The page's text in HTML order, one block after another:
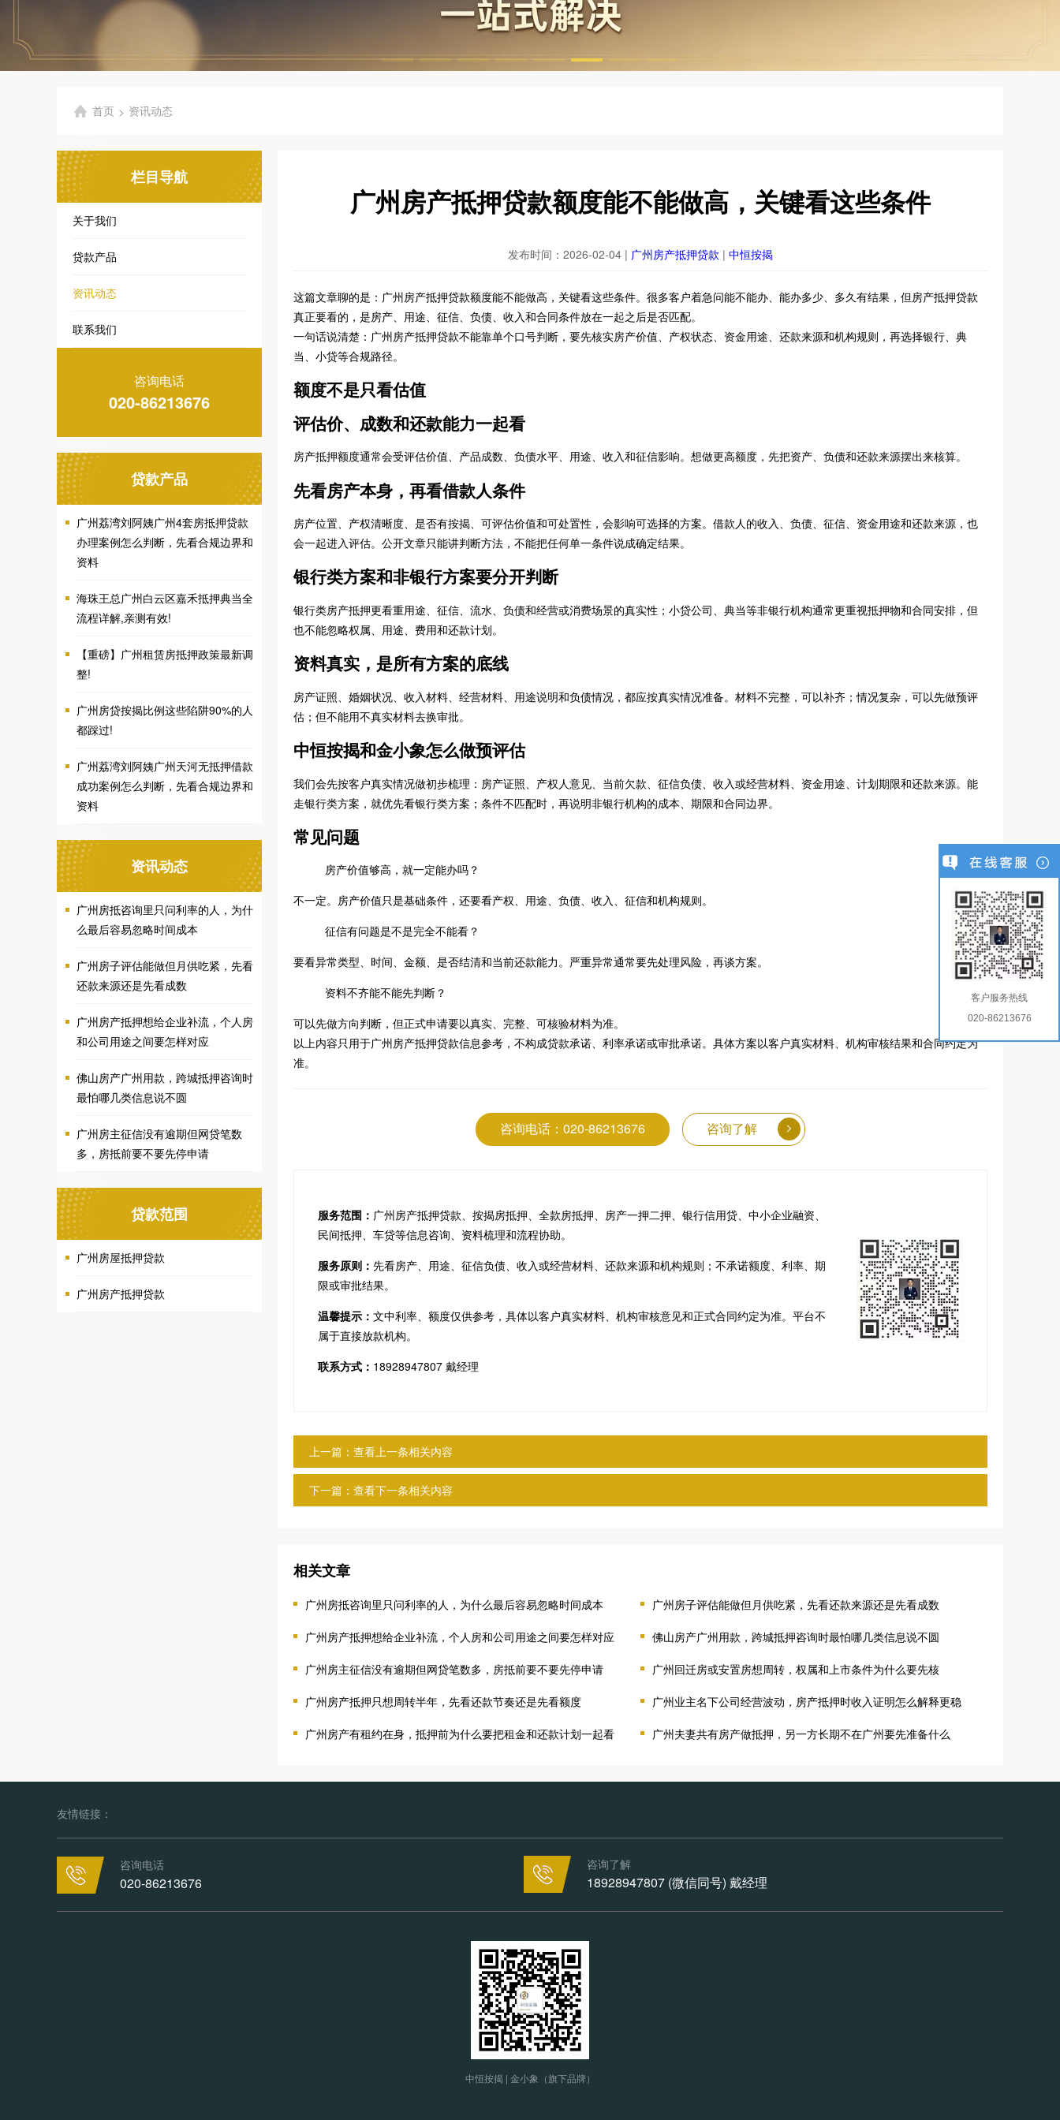
首页 > 资讯动态
栏目导航
关于我们
贷款产品
资讯动态
联系我们
咨询电话
020-86213676
贷款产品
广州荔湾刘阿姨广州4套房抵押贷款
办理案例怎么判断，先看合规边界和
资料
海珠王总广州白云区嘉禾抵押典当全
流程详解,亲测有效!
【重磅】广州租赁房抵押政策最新调
整!
广州房贷按揭比例这些陷阱90%的人
都踩过!
广州荔湾刘阿姨广州天河无抵押借款
成功案例怎么判断，先看合规边界和
资料
资讯动态
广州房抵咨询里只问利率的人，为什
么最后容易忽略时间成本
广州房子评估能做但月供吃紧，先看
还款来源还是先看成数
广州房产抵押想给企业补流，个人房
和公司用途之间要怎样对应
佛山房产广州用款，跨城抵押咨询时
最怕哪几类信息说不圆
广州房主征信没有逾期但网贷笔数
多，房抵前要不要先停申请
贷款范围
广州房屋抵押贷款
广州房产抵押贷款
广州房产抵押贷款额度能不能做高，关键看这些条件
发布时间：2026-02-04 | 广州房产抵押贷款 | 中恒按揭
这篇文章聊的是：广州房产抵押贷款额度能不能做高，关键看这些条件。很多客户着急问能不能办、能办多少、多久有结果，但房产抵押贷款
真正要看的，是房产、用途、征信、负债、收入和合同条件放在一起之后是否匹配。
一句话说清楚：广州房产抵押贷款不能靠单个口号判断，要先核实房产价值、产权状态、资金用途、还款来源和机构规则，再选择银行、典
当、小贷等合规路径。
额度不是只看估值
评估价、成数和还款能力一起看
房产抵押额度通常会受评估价值、产品成数、负债水平、用途、收入和征信影响。想做更高额度，先把资产、负债和还款来源摆出来核算。
先看房产本身，再看借款人条件
房产位置、产权清晰度、是否有按揭、可评估价值和可处置性，会影响可选择的方案。借款人的收入、负债、征信、资金用途和还款来源，也
会一起进入评估。公开文章只能讲判断方法，不能把任何单一条件说成确定结果。
银行类方案和非银行方案要分开判断
银行类房产抵押更看重用途、征信、流水、负债和经营或消费场景的真实性；小贷公司、典当等非银行机构通常更重视抵押物和合同安排，但
也不能忽略权属、用途、费用和还款计划。
资料真实，是所有方案的底线
房产证照、婚姻状况、收入材料、经营材料、用途说明和负债情况，都应按真实情况准备。材料不完整，可以补齐；情况复杂，可以先做预评
估；但不能用不真实材料去换审批。
中恒按揭和金小象怎么做预评估
我们会先按客户真实情况做初步梳理：房产证照、产权人意见、当前欠款、征信负债、收入或经营材料、资金用途、计划期限和还款来源。能
走银行类方案，就优先看银行类方案；条件不匹配时，再说明非银行机构的成本、期限和合同边界。
常见问题
房产价值够高，就一定能办吗？
不一定。房产价值只是基础条件，还要看产权、用途、负债、收入、征信和机构规则。
征信有问题是不是完全不能看？
要看异常类型、时间、金额、是否结清和当前还款能力。严重异常通常要先处理风险，再谈方案。
资料不齐能不能先判断？
可以先做方向判断，但正式申请要以真实、完整、可核验材料为准。
以上内容只用于广州房产抵押贷款信息参考，不构成贷款承诺、利率承诺或审批承诺。具体方案以客户真实材料、机构审核结果和合同约定为
准。
咨询电话：020-86213676 咨询了解
服务范围： 广州房产抵押贷款、按揭房抵押、全款房抵押、房产一押二押、银行信用贷、中小企业融资、
民间抵押、车贷等信息咨询、资料梳理和流程协助。
服务原则： 先看房产、用途、征信负债、收入或经营材料、还款来源和机构规则；不承诺额度、利率、期
限或审批结果。
温馨提示： 文中利率、额度仅供参考，具体以客户真实材料、机构审核意见和正式合同约定为准。平台不
属于直接放款机构。
联系方式： 18928947807 戴经理
上一篇：查看上一条相关内容
下一篇：查看下一条相关内容
相关文章
广州房抵咨询里只问利率的人，为什么最后容易忽略时间成本 广州房子评估能做但月供吃紧，先看还款来源还是先看成数
广州房产抵押想给企业补流，个人房和公司用途之间要怎样对应 佛山房产广州用款，跨城抵押咨询时最怕哪几类信息说不圆
广州房主征信没有逾期但网贷笔数多，房抵前要不要先停申请 广州回迁房或安置房想周转，权属和上市条件为什么要先核
广州房产抵押只想周转半年，先看还款节奏还是先看额度 广州业主名下公司经营波动，房产抵押时收入证明怎么解释更稳
广州房产有租约在身，抵押前为什么要把租金和还款计划一起看 广州夫妻共有房产做抵押，另一方长期不在广州要先准备什么
友情链接：
咨询电话
020-86213676
咨询了解
18928947807 (微信同号) 戴经理
中恒按揭 | 金小象（旗下品牌）
客户服务热线
020-86213676